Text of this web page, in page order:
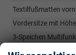
Textilfußmatten
Vordersitze mit
3-Speichen
Rücksitzbank